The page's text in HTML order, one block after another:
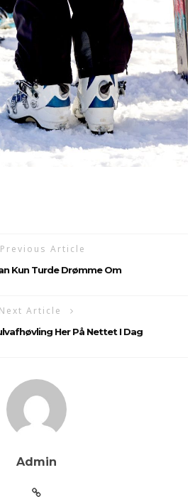
Previous Article
Kun Turde Drømme Om
Next Article
Her På Nettet I Dag
Admin